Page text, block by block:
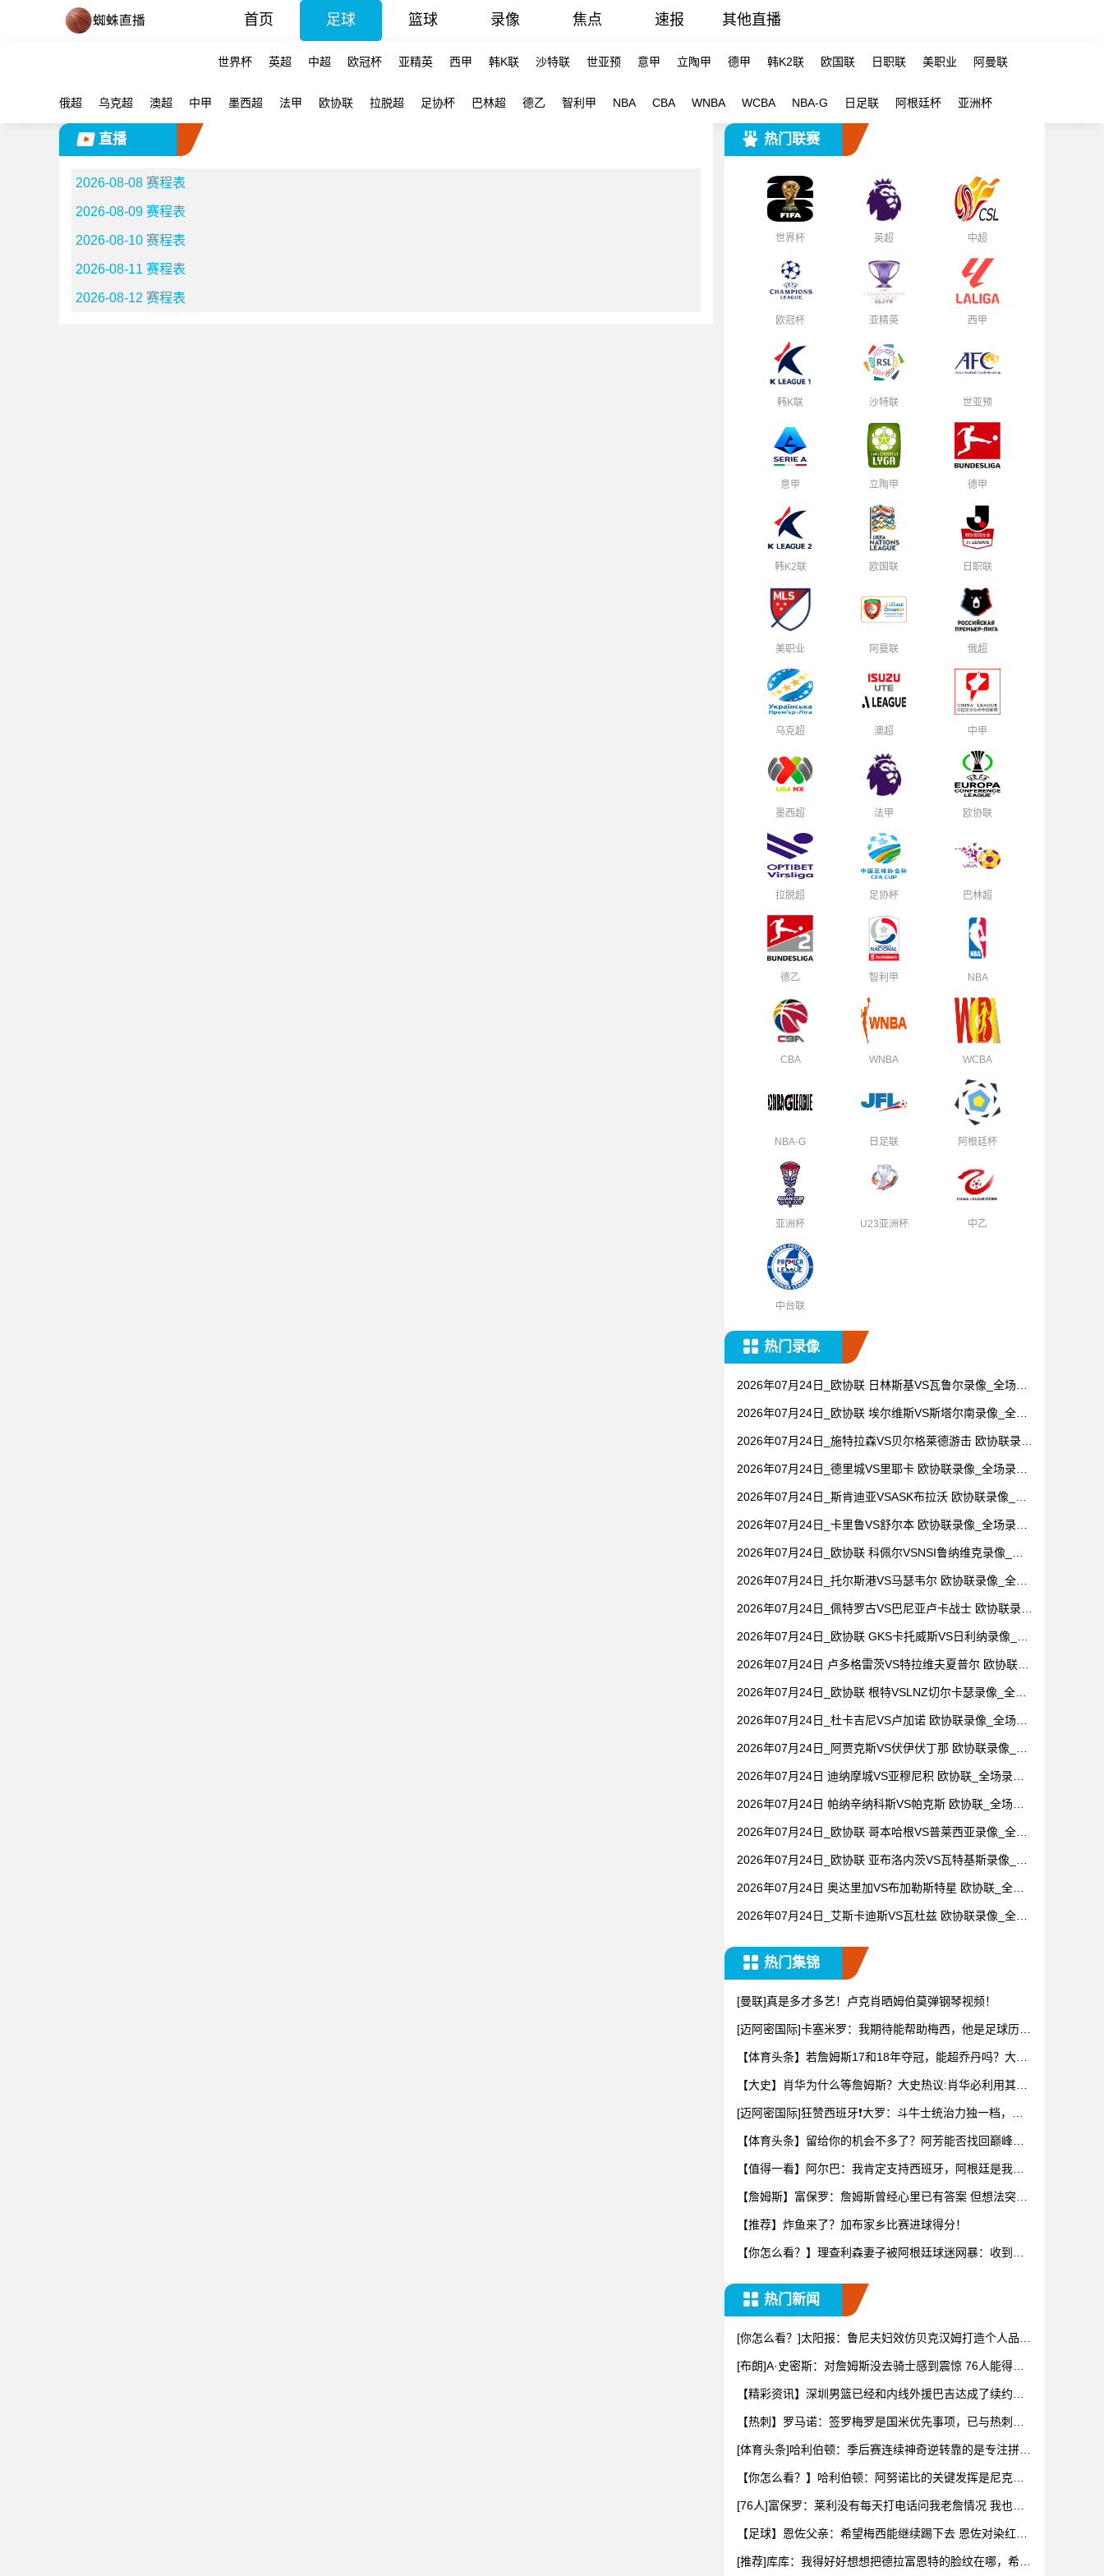
首页 足球 篮球 录像 焦点 速报 其他直播
世界杯 英超 中超 欧冠杯 亚精英 西甲 韩K联 沙特联 世亚预 意甲 立陶甲 德甲 韩K2联 欧国联 日职联 美职业 阿曼联
俄超 乌克超 澳超 中甲 墨西超 法甲 欧协联 拉脱超 足协杯 巴林超 德乙 智利甲 NBA CBA WNBA WCBA NBA-G 日足联 阿根廷杯 亚洲杯
直播
2026-08-08 赛程表
2026-08-09 赛程表
2026-08-10 赛程表
2026-08-11 赛程表
2026-08-12 赛程表
热门联赛
世界杯 英超 中超
欧冠杯 亚精英 西甲
韩K联 沙特联 世亚预
意甲 立陶甲 德甲
韩K2联 欧国联 日职联
美职业 阿曼联 俄超
乌克超 澳超 中甲
墨西超 法甲 欧协联
拉脱超 足协杯 巴林超
德乙 智利甲 NBA
CBA WNBA WCBA
NBA-G 日足联 阿根廷杯
亚洲杯 U23亚洲杯 中乙
中台联
热门录像
2026年07月24日_欧协联 日林斯基VS瓦鲁尔录像_全场录
2026年07月24日_欧协联 埃尔维斯VS斯塔尔南录像_全场
2026年07月24日_施特拉森VS贝尔格莱德游击 欧协联录像
2026年07月24日_德里城VS里耶卡 欧协联录像_全场录像
2026年07月24日_斯肯迪亚VSASK布拉沃 欧协联录像_全
2026年07月24日_卡里鲁VS舒尔本 欧协联录像_全场录像
2026年07月24日_欧协联 科佩尔VSNSI鲁纳维克录像_全
2026年07月24日_托尔斯港VS马瑟韦尔 欧协联录像_全场
2026年07月24日_佩特罗古VS巴尼亚卢卡战士 欧协联录像
2026年07月24日_欧协联 GKS卡托威斯VS日利纳录像_高
2026年07月24日 卢多格雷茨VS特拉维夫夏普尔 欧协联_
2026年07月24日_欧协联 根特VSLNZ切尔卡瑟录像_全场
2026年07月24日_杜卡吉尼VS卢加诺 欧协联录像_全场录
2026年07月24日_阿贾克斯VS伏伊伏丁那 欧协联录像_全
2026年07月24日 迪纳摩城VS亚穆尼积 欧协联_全场录像
2026年07月24日 帕纳辛纳科斯VS帕克斯 欧协联_全场录
2026年07月24日_欧协联 哥本哈根VS普莱西亚录像_全场
2026年07月24日_欧协联 亚布洛内茨VS瓦特基斯录像_全
2026年07月24日 奥达里加VS布加勒斯特星 欧协联_全场
2026年07月24日_艾斯卡迪斯VS瓦杜兹 欧协联录像_全场
热门集锦
[曼联]真是多才多艺！卢克肖晒姆伯莫弹钢琴视频！
[迈阿密国际]卡塞米罗：我期待能帮助梅西，他是足球历史
【体育头条】若詹姆斯17和18年夺冠，能超乔丹吗？大史
【大史】肖华为什么等詹姆斯？大史热议:肖华必利用其商
[迈阿密国际]狂赞西班牙❗大罗：斗牛士统治力独一档，阿
【体育头条】留给你的机会不多了？阿芳能否找回巅峰期
【值得一看】阿尔巴：我肯定支持西班牙，阿根廷是我为
【詹姆斯】富保罗：詹姆斯曾经心里已有答案 但想法突然
【推荐】炸鱼来了？加布家乡比赛进球得分！
【你怎么看？】理查利森妻子被阿根廷球迷网暴：收到数
热门新闻
[你怎么看？]太阳报：鲁尼夫妇效仿贝克汉姆打造个人品
[布朗]A·史密斯：对詹姆斯没去骑士感到震惊 76人能得到
【精彩资讯】深圳男篮已经和内线外援巴吉达成了续约一
【热刺】罗马诺：签罗梅罗是国米优先事项，已与热刺以
[体育头条]哈利伯顿：季后赛连续神奇逆转靠的是专注拼下
【你怎么看？】哈利伯顿：阿努诺比的关键发挥是尼克斯
[76人]富保罗：莱利没有每天打电话问我老詹情况 我也告
【足球】恩佐父亲：希望梅西能继续踢下去 恩佐对染红离
[推荐]库库：我得好好想想把德拉富恩特的脸纹在哪，希望